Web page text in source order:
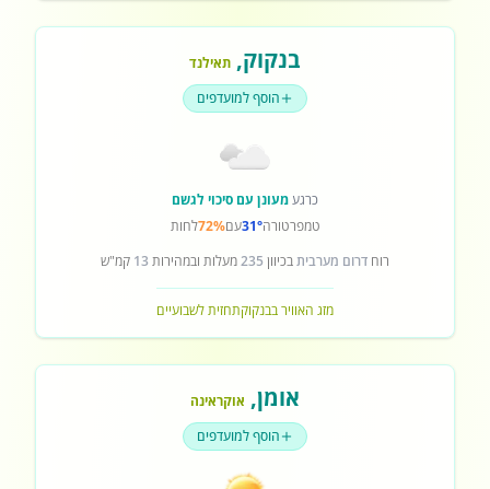
בנקוק, תאילנד
הוסף למועדפים
כרגעמעונן עם סיכוי לגשם
טמפרטורה31°עם72%לחות
רוח דרום מערביתבכיוון 235מעלות ובמהירות 13 קמ"ש
מזג האוויר בבנקוקתחזית לשבועיים
אומן, אוקראינה
הוסף למועדפים